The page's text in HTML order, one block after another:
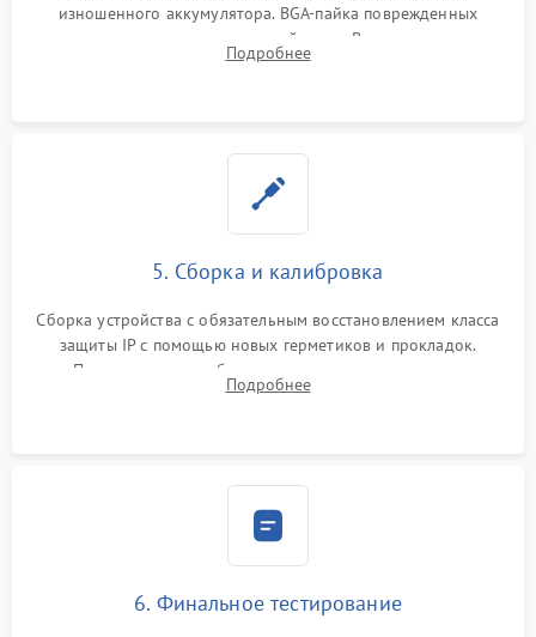
изношенного аккумулятора. BGA-пайка поврежденных
контроллеров на материнской плате. Восстановление
разъемов и кнопок, замена поврежденных элементов
Подробнее
5. Сборка и калибровка
Сборка устройства с обязательным восстановлением класса
защиты IP с помощью новых герметиков и прокладок.
Программная калибровка матрицы по эталонному
абсолютно черному телу для точного измерения температур.
Подробнее
6. Финальное тестирование